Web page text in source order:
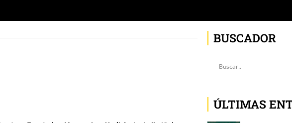
BUSCADOR
ÚLTIMAS